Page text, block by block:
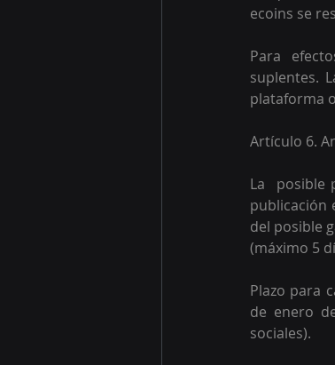
ecoins se
Para
suplentes.
plataforma
Artículo 6.
La
publicación
del posible
(máximo 5
Plazo para
de enero
sociales).